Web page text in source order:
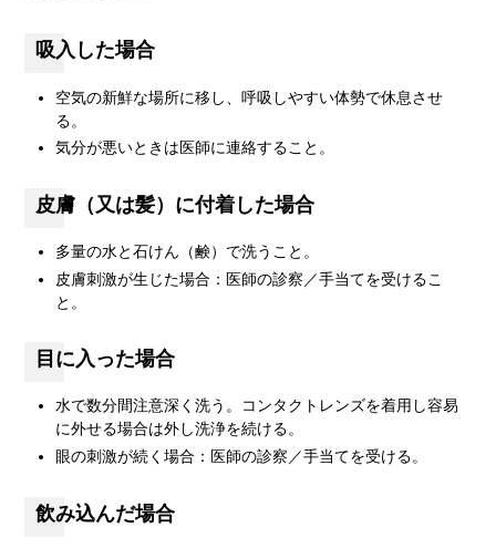
吸入した場合
空気の新鮮な場所に移し、呼吸しやすい体勢で休息させ
る。
気分が悪いときは医師に連絡すること。
皮膚（又は髪）に付着した場合
多量の水と石けん（鹸）で洗うこと。
皮膚刺激が生じた場合：医師の診察／手当てを受けるこ
と。
目に入った場合
水で数分間注意深く洗う。コンタクトレンズを着用し容易
に外せる場合は外し洗浄を続ける。
眼の刺激が続く場合：医師の診察／手当てを受ける。
飲み込んだ場合